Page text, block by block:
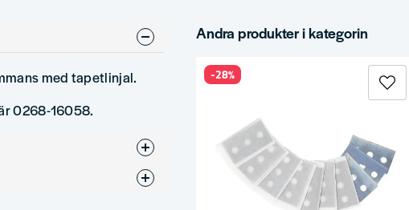
med tapetlinjal.
0268-16058.
Andra produkter i kategorin
-28%